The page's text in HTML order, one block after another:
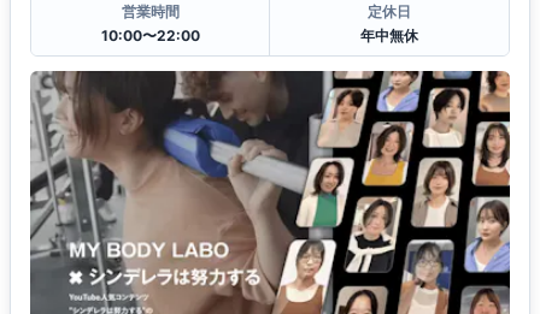
営業時間
10:00〜22:00
定休日
年中無休